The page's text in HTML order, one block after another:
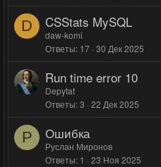
D CSStats MySQL
daw-komi
Ответы 17 30 Дек 2025
Run time error 10
Depytat
Ответы 3 22 Дек 2025
Р Ошибка
Руслан Миронов
Ответы 1 23 Ноя 2025